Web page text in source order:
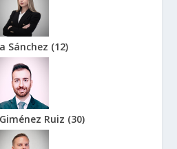
Sánchez (12)
Ruiz (30)